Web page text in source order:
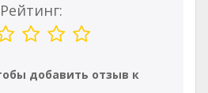
Рейтинг:
добавить отзыв к